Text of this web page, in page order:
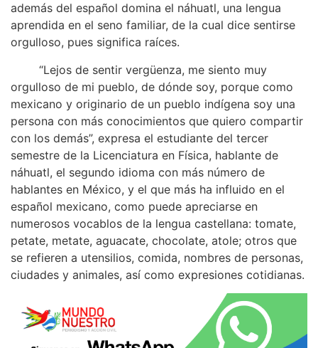
además del español domina el náhuatl, una lengua
aprendida en el seno familiar, de la cual dice sentirse
orgulloso, pues significa raíces.
“Lejos de sentir vergüenza, me siento muy
orgulloso de mi pueblo, de dónde soy, porque como
mexicano y originario de un pueblo indígena soy una
persona con más conocimientos que quiero compartir
con los demás”, expresa el estudiante del tercer
semestre de la Licenciatura en Física, hablante de
náhuatl, el segundo idioma con más número de
hablantes en México, y el que más ha influido en el
español mexicano, como puede apreciarse en
numerosos vocablos de la lengua castellana: tomate,
petate, metate, aguacate, chocolate, atole; otros que
se refieren a utensilios, comida, nombres de personas,
ciudades y animales, así como expresiones cotidianas.